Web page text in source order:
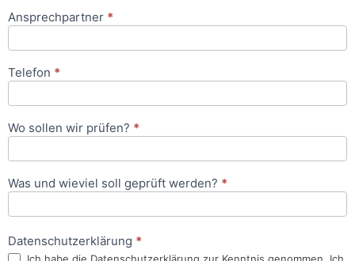
Ansprechpartner *
Telefon *
Wo sollen wir prüfen? *
Was und wieviel soll geprüft werden? *
Datenschutzerklärung *